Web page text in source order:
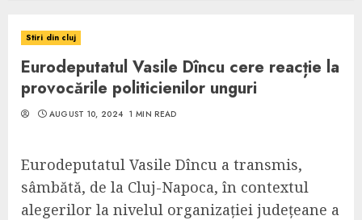
Stiri din cluj
Eurodeputatul Vasile Dîncu cere reacție la
provocările politicienilor unguri
AUGUST 10, 2024 1 MIN READ
Eurodeputatul Vasile Dîncu a transmis,
sâmbătă, de la Cluj-Napoca, în contextul
alegerilor la nivelul organizației județeane a